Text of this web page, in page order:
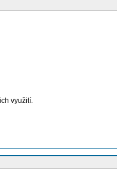
využití.